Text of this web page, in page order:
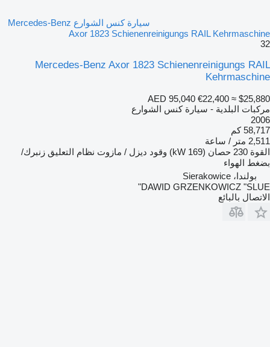
سيارة كنس الشوارع Mercedes-Benz
Axor 1823 Schienenreinigungs RAIL Kehrmaschine
32
Mercedes-Benz Axor 1823 Schienenreinigungs RAIL
Kehrmaschine
AED 95,040 €22,400 ≈ $25,880
مركبات البلدية - سيارة كنس الشوارع
2006
58,717 كم
2,511 متر / ساعة
القوة 230 حصان (169 kW) وقود ديزل / مازوت نظام التعليق زنبرك/
بضغط الهواء
بولندا، Sierakowice
DAWID GRZENKOWICZ "SLUE"
الاتصال بالبائع